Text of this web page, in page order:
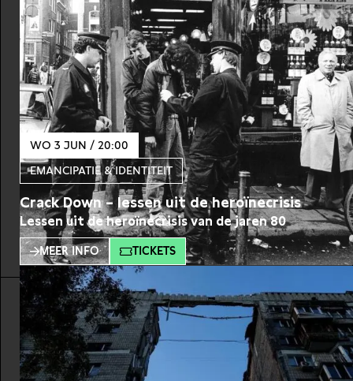
WO 3 JUN / 20:00
EMANCIPATIE & IDENTITEIT
Crack Down – lessen uit de heroïnecrisis
Lessen uit de heroïnecrisis van de jaren 80
MEER INFO TICKETS